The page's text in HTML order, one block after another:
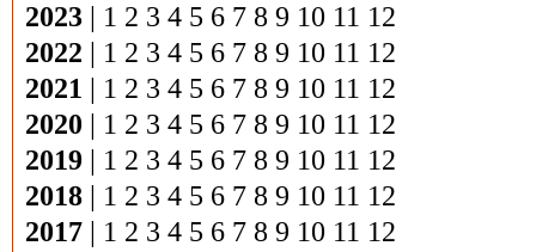
2023 | 1 2 3 4 5 6 7 8 9 10 11 12
2022 | 1 2 3 4 5 6 7 8 9 10 11 12
2021 | 1 2 3 4 5 6 7 8 9 10 11 12
2020 | 1 2 3 4 5 6 7 8 9 10 11 12
2019 | 1 2 3 4 5 6 7 8 9 10 11 12
2018 | 1 2 3 4 5 6 7 8 9 10 11 12
2017 | 1 2 3 4 5 6 7 8 9 10 11 12